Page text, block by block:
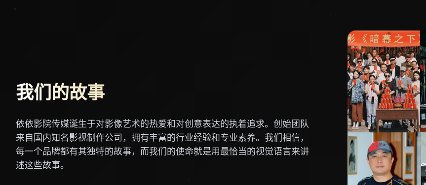
我们的故事
依依影院传媒诞生于对影像艺术的热爱和对创意表达的执着追求。创始团队
来自国内知名影视制作公司，拥有丰富的行业经验和专业素养。我们相信，
每一个品牌都有其独特的故事，而我们的使命就是用最恰当的视觉语言来讲
述这些故事。